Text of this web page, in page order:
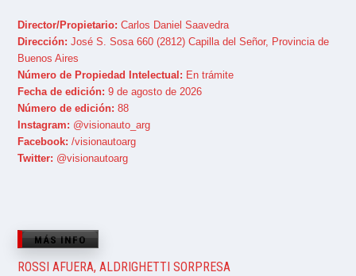
Director/Propietario: Carlos Daniel Saavedra
Dirección: José S. Sosa 660 (2812) Capilla del Señor, Provincia de
Buenos Aires
Número de Propiedad Intelectual: En trámite
Fecha de edición: 9 de agosto de 2026
Número de edición: 88
Instagram: @visionauto_arg
Facebook: /visionautoarg
Twitter: @visionautoarg
MÁS INFO
ROSSI AFUERA, ALDRIGHETTI SORPRESA